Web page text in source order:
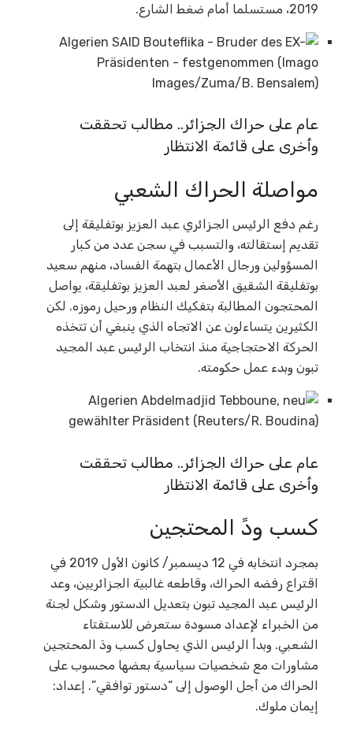
2019، مستسلما أمام ضغط الشارع.
عام على حراك الجزائر.. مطالب تحققت
وأخرى على قائمة الانتظار
مواصلة الحراك الشعبي
رغم دفع الرئيس الجزائري عبد العزيز بوتفليقة إلى
تقديم إستقالته، والتسبب في سجن عدد من كبار
المسؤولين ورجال الأعمال بتهمة الفساد، منهم سعيد
بوتفليقة الشقيق الأصغر لعبد العزيز بوتفليقة، يواصل
المحتجون المطالبة بتفكيك النظام ورحيل رموزه. لكن
الكثيرين يتساءلون عن الاتجاه الذي ينبغي أن تتخذه
الحركة الاحتجاجية منذ انتخاب الرئيس عبد المجيد
تبون وبدء عمل حكومته.
عام على حراك الجزائر.. مطالب تحققت
وأخرى على قائمة الانتظار
كسب ودً المحتجين
بمجرد انتخابه في 12 ديسمبر/ كانون الأول 2019 في
اقتراع رفضه الحراك، وقاطعه غالبية الجزائريين، وعد
الرئيس عبد المجيد تبون بتعديل الدستور وشكل لجنة
من الخبراء لإعداد مسودة ستعرض للاستفتاء
الشعبي. وبدأ الرئيس الذي يحاول كسب ودَ المحتجين
مشاورات مع شخصيات سياسية بعضها محسوب على
الحراك من أجل الوصول إلى “دستور توافقي”. إعداد:
إيمان ملوك.